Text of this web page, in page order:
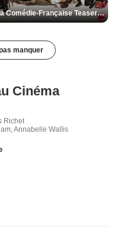
De la Comédie-Française Teaser VF
manquer
Cinéma
Richet
Annabelle Wallis